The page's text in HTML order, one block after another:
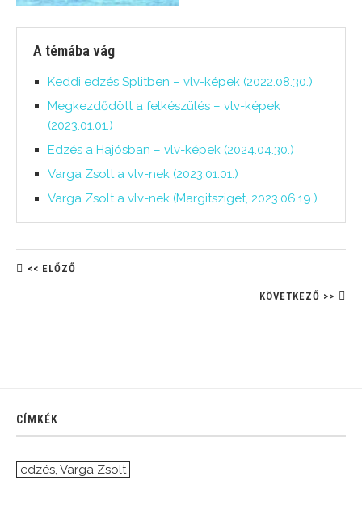
A témába vág
Keddi edzés Splitben – vlv-képek (2022.08.30.)
Megkezdődött a felkészülés – vlv-képek
(2023.01.01.)
Edzés a Hajósban – vlv-képek (2024.04.30.)
Varga Zsolt a vlv-nek (2023.01.01.)
Varga Zsolt a vlv-nek (Margitsziget, 2023.06.19.)
<< ELŐZŐ
KÖVETKEZŐ >>
CÍMKÉK
edzés, Varga Zsolt